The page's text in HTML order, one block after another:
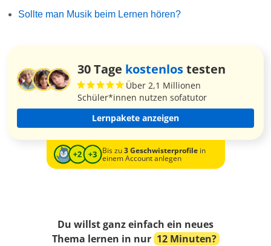
Sollte man Musik beim Lernen hören?
30 Tage kostenlostesten
Über 2,1 Millionen
Schüler*innen nutzen sofatutor
Lernpakete anzeigen
Bis zu3 Geschwisterprofilein
einem Account anlegen
Du willst ganz einfach ein neues
Thema lernen in nur 12 Minuten?